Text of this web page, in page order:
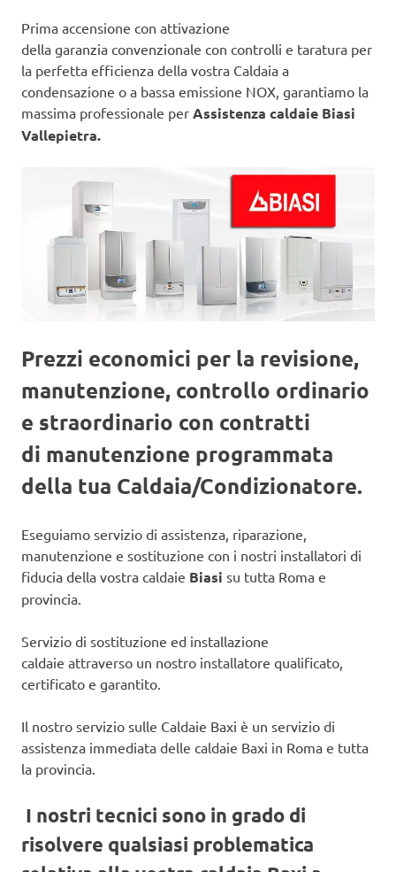
Prima accensione con attivazione
della garanzia convenzionale con controlli e taratura per
la perfetta efficienza della vostra Caldaia a
condensazione o a bassa emissione NOX, garantiamo la
massima professionale per Assistenza caldaie Biasi
Vallepietra.
Prezzi economici per la revisione,
manutenzione, controllo ordinario
e straordinario con contratti
di manutenzione programmata
della tua Caldaia/Condizionatore.
Eseguiamo servizio di assistenza, riparazione,
manutenzione e sostituzione con i nostri installatori di
fiducia della vostra caldaie Biasi su tutta Roma e
provincia.
Servizio di sostituzione ed installazione
caldaie attraverso un nostro installatore qualificato,
certificato e garantito.
Il nostro servizio sulle Caldaie Baxi è un servizio di
assistenza immediata delle caldaie Baxi in Roma e tutta
la provincia.
I nostri tecnici sono in grado di
risolvere qualsiasi problematica